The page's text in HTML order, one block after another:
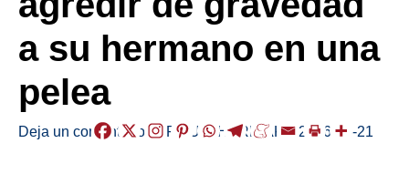
a su hermano en una
pelea
Deja un comentario /ERMUA, HERRIAK,/ 2026-03-21